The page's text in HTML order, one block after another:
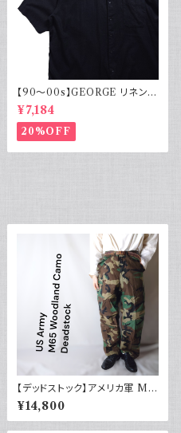
【90～00s】GEORGE リネンレ
ーヨンシャツ 黒 ボックスシルエ
ット XL
¥7,184
20%OFF
【デッドストック】アメリカ軍 M6
5 フィールドカーゴパンツ ウッド
ランドカモ 迷彩柄 US Army D
EADSTOCK 80s Small Reg
¥14,800